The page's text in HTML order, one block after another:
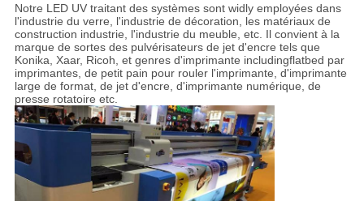
Notre LED UV traitant des systèmes sont widly employées dans
l'industrie du verre, l'industrie de décoration, les matériaux de
construction industrie, l'industrie du meuble, etc. Il convient à la
marque de sortes des pulvérisateurs de jet d'encre tels que
Konika, Xaar, Ricoh, et genres d'imprimante includingflatbed par
imprimantes, de petit pain pour rouler l'imprimante, d'imprimante
large de format, de jet d'encre, d'imprimante numérique, de
presse rotatoire etc.